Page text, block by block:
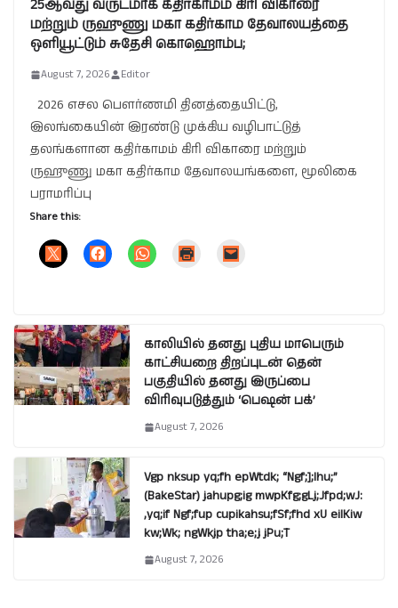
25ஆவது வருடமாக கதிர்காமம் கிரி விகாரை
மற்றும் ருஹுணு மகா கதிர்காம தேவாலயத்தை
ஒளியூட்டும் சுதேசி கொஹொம்ப;
August 7, 2026 Editor
2026 எசல பௌர்ணமி தினத்தையிட்டு,
இலங்கையின் இரண்டு முக்கிய வழிபாட்டுத்
தலங்களான கதிர்காமம் கிரி விகாரை மற்றும்
ருஹுணு மகா கதிர்காம தேவாலயங்களை, மூலிகை
பராமரிப்பு
Share this:
காலியில் தனது புதிய மாபெரும்
காட்சியறை திறப்புடன் தென்
பகுதியில் தனது இருப்பை
விரிவுபடுத்தும் ‘பெஷன் பக்’
August 7, 2026
Vgp nksup yq;fh epWtdk; “Ngf;];lhu;”
(BakeStar) jahupg;ig mwpKfg;gLj;Jfpd;wJ:
,yq;if Ngf;fup cupikahsu;fSf;fhd xU eilKiw
kw;Wk; ngWkjp tha;e;j jPu;T
August 7, 2026